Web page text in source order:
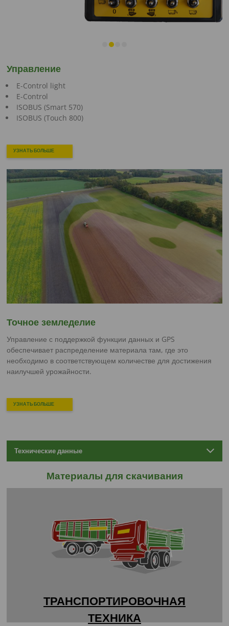
Управление
E-Control light
E-Control
ISOBUS (Smart 570)
ISOBUS (Touch 800)
УЗНАТЬ БОЛЬШЕ
Точное земледелие
Управление с поддержкой функции данных и GPS
обеспечивает распределение материала там, где это
необходимо в соответствующем количестве для достижения
наилучшей урожайности.
УЗНАТЬ БОЛЬШЕ
Технические данные
Материалы для скачивания
ТРАНСПОРТИРОВОЧНАЯ
ТЕХНИКА